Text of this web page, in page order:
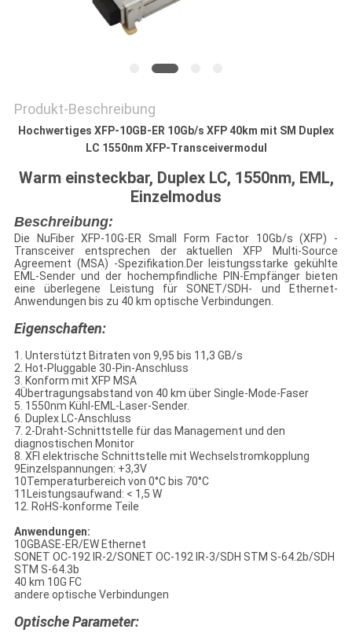
Produkt-Beschreibung
Hochwertiges XFP-10GB-ER 10Gb/s XFP 40km mit SM Duplex
LC 1550nm XFP-Transceivermodul
Warm einsteckbar, Duplex LC, 1550nm, EML,
Einzelmodus
Beschreibung:
Die NuFiber XFP-10G-ER Small Form Factor 10Gb/s (XFP) -
Transceiver entsprechen der aktuellen XFP Multi-Source
Agreement (MSA) -Spezifikation.Der leistungsstarke gekühlte
EML-Sender und der hochempfindliche PIN-Empfänger bieten
eine überlegene Leistung für SONET/SDH- und Ethernet-
Anwendungen bis zu 40 km optische Verbindungen.
Eigenschaften:
1. Unterstützt Bitraten von 9,95 bis 11,3 GB/s
2. Hot-Pluggable 30-Pin-Anschluss
3. Konform mit XFP MSA
4Übertragungsabstand von 40 km über Single-Mode-Faser
5. 1550nm Kühl-EML-Laser-Sender.
6. Duplex LC-Anschluss
7. 2-Draht-Schnittstelle für das Management und den
diagnostischen Monitor
8. XFI elektrische Schnittstelle mit Wechselstromkopplung
9Einzelspannungen: +3,3V
10Temperaturbereich von 0°C bis 70°C
11Leistungsaufwand: < 1,5 W
12. RoHS-konforme Teile
Anwendungen:
10GBASE-ER/EW Ethernet
SONET OC-192 IR-2/SONET OC-192 IR-3/SDH STM S-64.2b/SDH
STM S-64.3b
40 km 10G FC
andere optische Verbindungen
Optische Parameter: